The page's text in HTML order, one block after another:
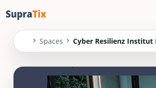
Spaces Cyber Resilienz